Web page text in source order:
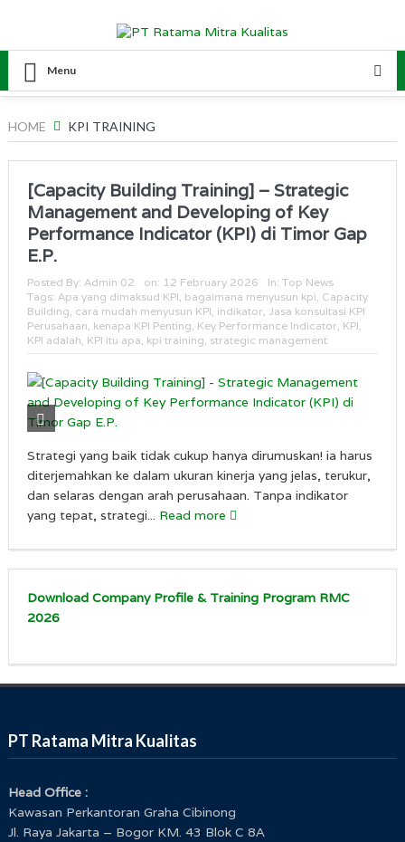
Menu
HOME KPI TRAINING
[Capacity Building Training] – Strategic
Management and Developing of Key
Performance Indicator (KPI) di Timor Gap
E.P.
Posted By: Admin 02 on: 12 February 2026 In: Top News
Tags: Apa yang dimaksud KPI bagaimana menyusun kpi Capacity
Building cara mudah menyusun KPI indikator
Jasa konsultasi KPI
Perusahaan kenapa KPI Penting Key Performance Indicator KPI
KPI adalah KPI itu apa kpi training strategic management
Strategi yang baik tidak cukup hanya dirumuskan! ia harus
diterjemahkan ke dalam ukuran kinerja yang jelas, terukur,
dan selaras dengan arah perusahaan. Tanpa indikator
yang tepat, strategi... Read more
Download Company Profile & Training Program RMC
2026
PT Ratama Mitra Kualitas
Head Office :
Kawasan Perkantoran Graha Cibinong
Jl. Raya Jakarta – Bogor KM. 43 Blok C 8A